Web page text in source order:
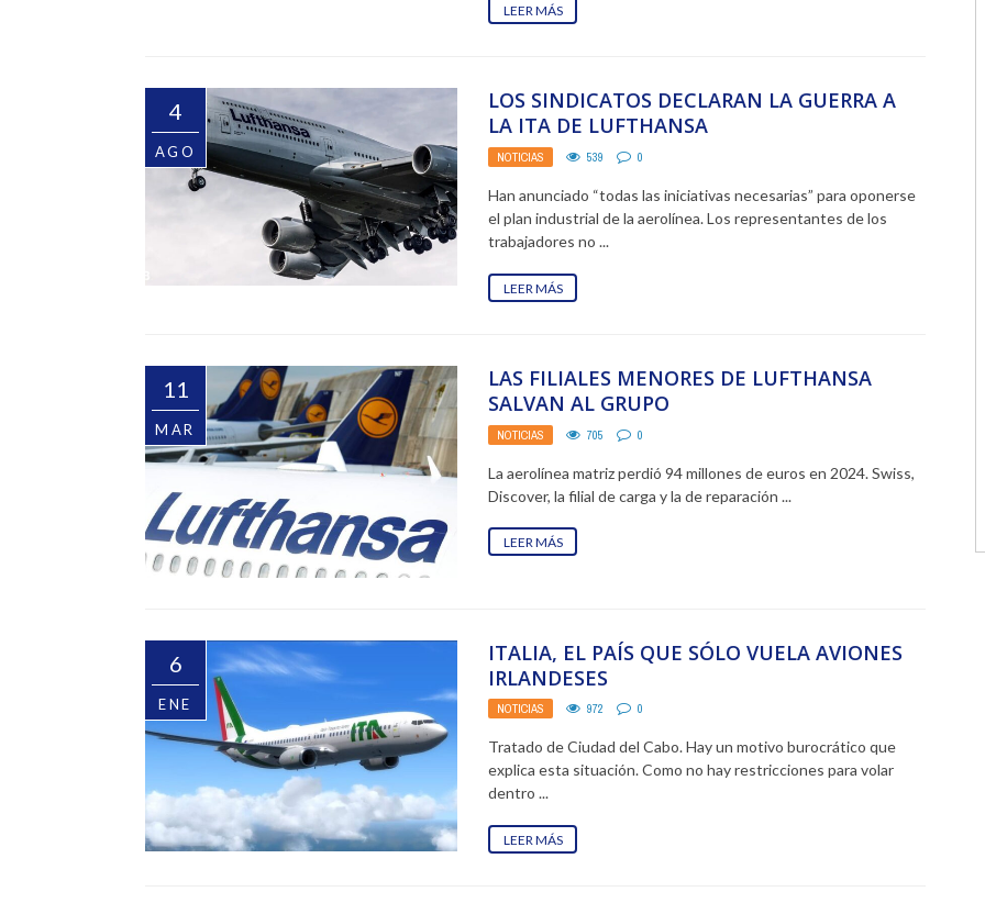
LEER MÁS
4
AGO
LOS SINDICATOS DECLARAN LA GUERRA A
LA ITA DE LUFTHANSA
NOTICIAS 539 0
Han anunciado “todas las iniciativas necesarias” para oponerse
el plan industrial de la aerolínea. Los representantes de los
trabajadores no ...
LEER MÁS
11
MAR
LAS FILIALES MENORES DE LUFTHANSA
SALVAN AL GRUPO
NOTICIAS 705 0
La aerolínea matriz perdió 94 millones de euros en 2024. Swiss,
Discover, la filial de carga y la de reparación ...
LEER MÁS
6
ENE
ITALIA, EL PAÍS QUE SÓLO VUELA AVIONES
IRLANDESES
NOTICIAS 972 0
Tratado de Ciudad del Cabo. Hay un motivo burocrático que
explica esta situación. Como no hay restricciones para volar
dentro ...
LEER MÁS